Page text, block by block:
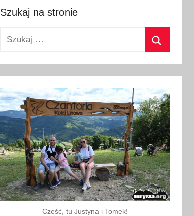
Szukaj na stronie
Szukaj:
Cześć, tu Justyna i Tomek!